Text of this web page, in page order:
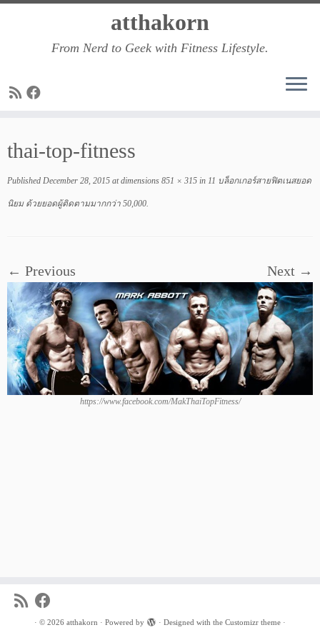
atthakorn
From Nerd to Geek with Fitness Lifestyle.
thai-top-fitness
Published December 28, 2015 at dimensions 851 × 315 in 11 บล็อกเกอร์สายฟิตเนสยอด
นิยม ด้วยยอดผู้ติดตามมากกว่า 50,000.
← Previous Next →
https://www.facebook.com/MakThaiTopFitness/
· © 2026 atthakorn · Powered by · Designed with the Customizr theme ·